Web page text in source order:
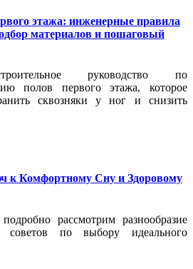
этажа: инженерные правила
материалов и пошаговый
руководство по
полов первого этажа, которое
сквозняки у ног и снизить
к Комфортному Сну и Здоровому
рассмотрим разнообразие
по выбору идеального